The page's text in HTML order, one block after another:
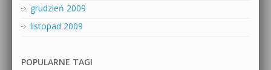
grudzień 2009
listopad 2009
POPULARNE TAGI